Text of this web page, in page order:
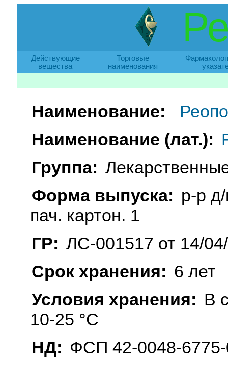
Действующие
вещества
Торговые
наименования
Наименование:
Наименование (лат.):
Группа:
Форма выпуска: р-р
пач. картон. 1
ГР: ЛС-001517 от 14/
Срок хранения: 6 лет
Условия хранения: В
10-25 °C
НД: ФСП 42-0048-